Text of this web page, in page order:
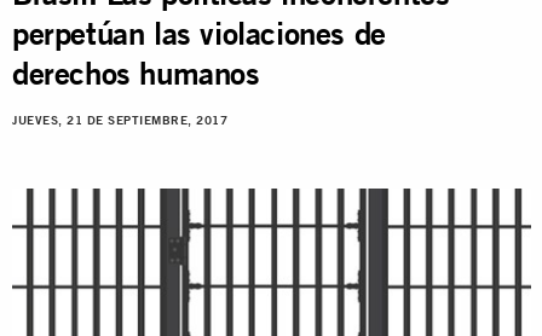
perpetúan las violaciones de
derechos humanos
JUEVES, 21 DE SEPTIEMBRE, 2017